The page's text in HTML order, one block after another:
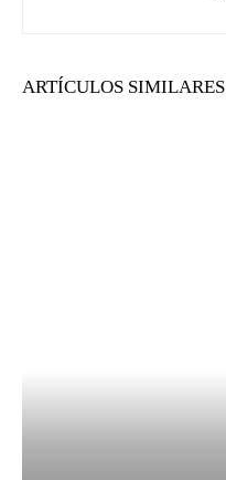
ARTÍCULOS SIMILARES